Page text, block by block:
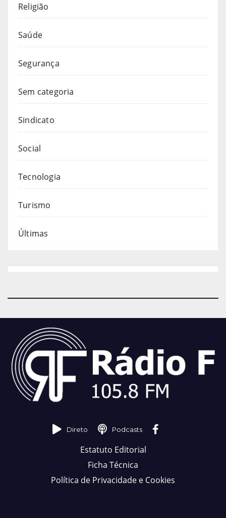
Religião
Saúde
Segurança
Sem categoria
Sindicato
Social
Tecnologia
Turismo
Últimas
Direto Podcasts
Estatuto Editorial
Ficha Técnica
Política de Privacidade e Cookies